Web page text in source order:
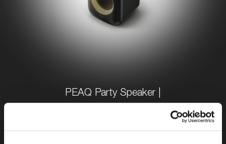
PEAQ Party Speaker |